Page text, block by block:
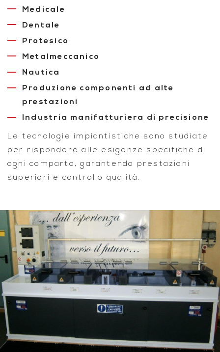
Medicale
Dentale
Protesico
Metalmeccanico
Nautica
Produzione componenti ad alte
prestazioni
Industria manifatturiera di precisione
Le tecnologie impiantistiche sono studiate
per rispondere alle esigenze specifiche di
ogni comparto, garantendo prestazioni
superiori e controllo qualità.